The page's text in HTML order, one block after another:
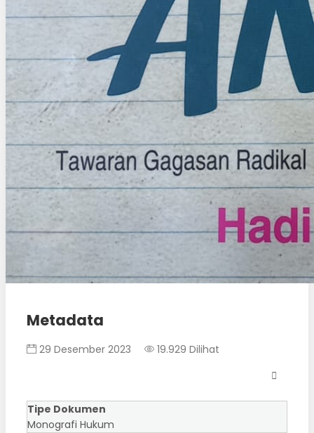
Metadata
29 Desember 2023 19.929 Dilihat
Tipe Dokumen
Monografi Hukum